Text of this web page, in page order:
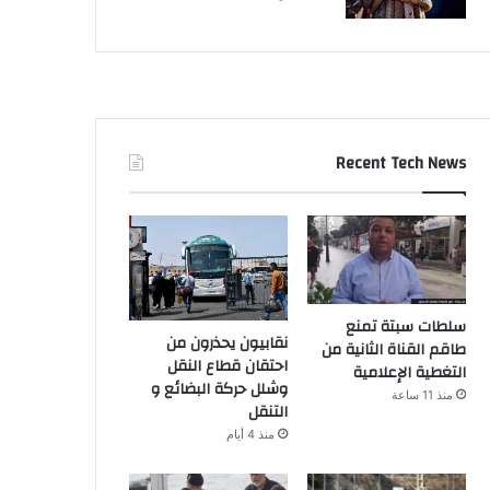
Recent Tech News
سلطات سبتة تمنع
طاقم القناة الثانية من
التغطية الإعلامية
منذ 11 ساعة
نقابيون يحذرون من
احتقان قطاع النقل
وشلل حركة البضائع و
التنقل
منذ 4 أيام